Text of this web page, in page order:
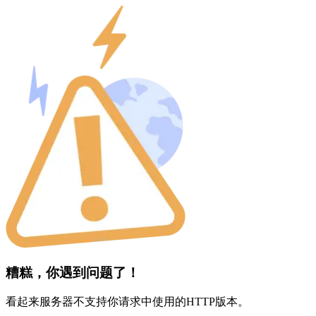
糟糕，你遇到问题了！
看起来服务器不支持你请求中使用的HTTP版本。